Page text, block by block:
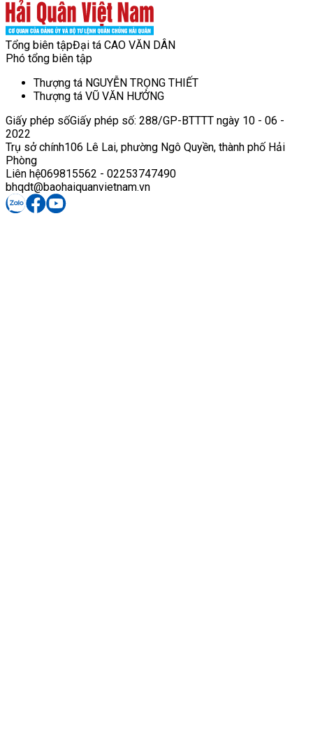
Tổng biên tậpĐại tá CAO VĂN DÂN
Phó tổng biên tập
Thượng tá NGUYỄN TRỌNG THIẾT
Thượng tá VŨ VĂN HƯỞNG
Giấy phép sốGiấy phép số: 288/GP-BTTTT ngày 10 - 06 -
2022
Trụ sở chính106 Lê Lai, phường Ngô Quyền, thành phố Hải
Phòng
Liên hệ069815562 - 02253747490
bhqdt@baohaiquanvietnam.vn